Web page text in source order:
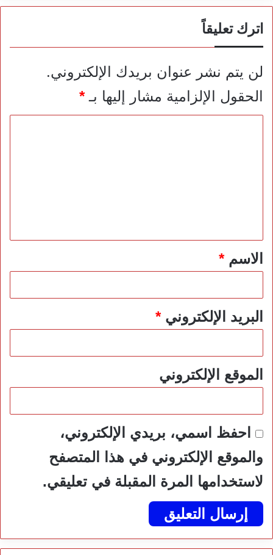
اترك تعليقاً
لن يتم نشر عنوان بريدك الإلكتروني.
الحقول الإلزامية مشار إليها بـ*
*الاسم*
البريد الإلكتروني*
الموقع الإلكتروني
احفظ اسمي، بريدي الإلكتروني،
والموقع الإلكتروني في هذا المتصفح
لاستخدامها المرة المقبلة في تعليقي.